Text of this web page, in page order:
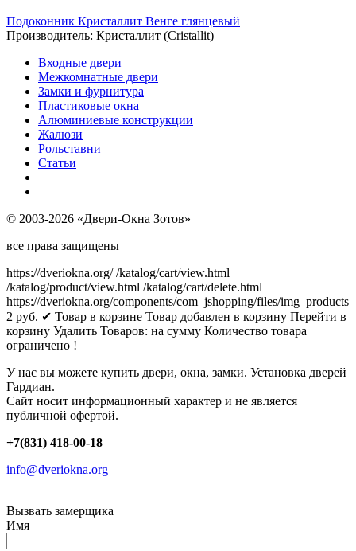
Подоконник Кристаллит Венге глянцевый
Производитель: Кристаллит (Cristallit)
Входные двери
Межкомнатные двери
Замки и фурнитура
Пластиковые окна
Алюминиевые конструкции
Жалюзи
Рольставни
Статьи
© 2003-2026 «Двери-Окна Зотов»
все права защищены
https://dveriokna.org/ /katalog/cart/view.html
/katalog/product/view.html /katalog/cart/delete.html
https://dveriokna.org/components/com_jshopping/files/img_products
2 руб. ✔ Товар в корзине Товар добавлен в корзину Перейти в
корзину Удалить Товаров: на сумму Количество товара
ограничено !
У нас вы можете купить двери, окна, замки. Установка дверей
Гардиан.
Сайт носит информационный характер и не является
публичной офертой.
+7(831) 418-00-18
info@dveriokna.org
Вызвать замерщика
Имя